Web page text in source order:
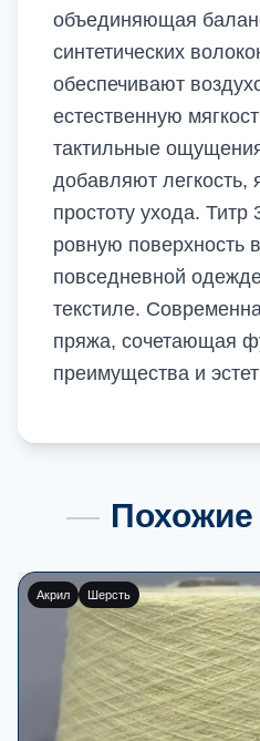
объединяющая
синтетических
обеспечивают
естественную
тактильные
добавляют легкость,
простоту ухода.
ровную поверхность
повседневной
текстиле.
пряжа, сочетающая
преимущества и
Акрил Шерсть